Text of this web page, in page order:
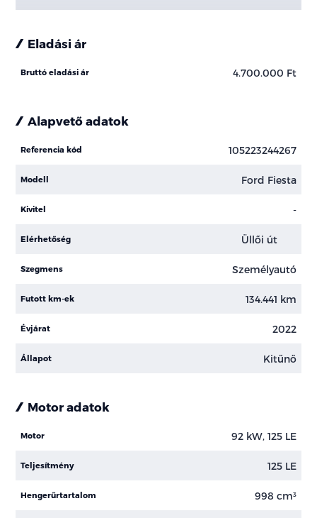
Eladási ár
Bruttó eladási ár 4.700.000 Ft
Alapvető adatok
Referencia kód 105223244267
Modell Ford Fiesta
Kivitel -
Elérhetőség Üllői út
Szegmens Személyautó
Futott km-ek 134.441 km
Évjárat 2022
Állapot Kitűnő
Motor adatok
Motor 92 kW, 125 LE
Teljesítmény 125 LE
Hengerűrtartalom 998 cm³